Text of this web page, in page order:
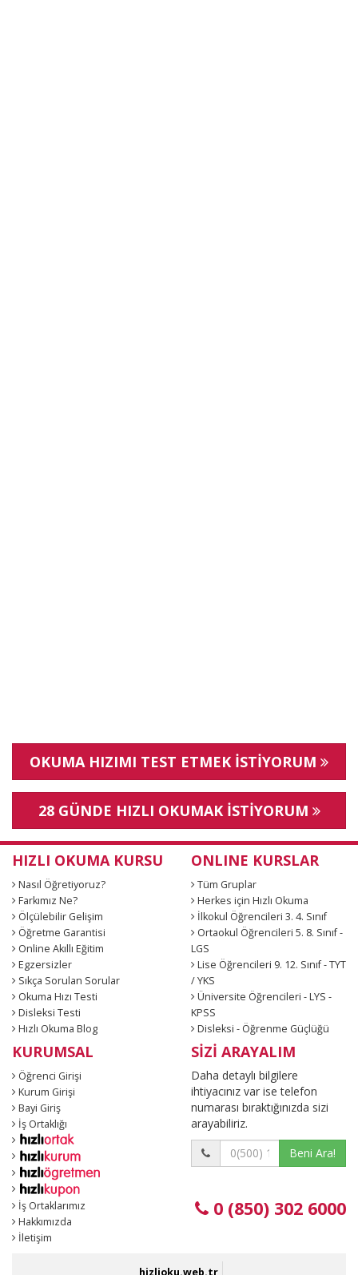
OKUMA HIZIMI TEST ETMEK İSTİYORUM
28 GÜNDE HIZLI OKUMAK İSTİYORUM
HIZLI OKUMA KURSU
Nasıl Öğretiyoruz?
Farkımız Ne?
Ölçülebilir Gelişim
Öğretme Garantisi
Online Akıllı Eğitim
Egzersizler
Sıkça Sorulan Sorular
Okuma Hızı Testi
Disleksi Testi
Hızlı Okuma Blog
ONLINE KURSLAR
Tüm Gruplar
Herkes için Hızlı Okuma
İlkokul Öğrencileri 3. 4. Sınıf
Ortaokul Öğrencileri 5. 8. Sınıf -
LGS
Lise Öğrencileri 9. 12. Sınıf - TYT
/ YKS
Üniversite Öğrencileri - LYS -
KPSS
Disleksi - Öğrenme Güçlüğü
KURUMSAL
Öğrenci Girişi
Kurum Girişi
Bayi Giriş
İş Ortaklığı
İş Ortaklarımız
Hakkımızda
İletişim
SİZİ ARAYALIM
Daha detaylı bilgilere
ihtiyacınız var ise telefon
numarası bıraktığınızda sizi
arayabiliriz.
Beni Ara!
0 (850) 302 6000
hizlioku.web.tr